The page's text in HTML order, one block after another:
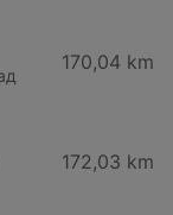
170,04 km
172,03 km